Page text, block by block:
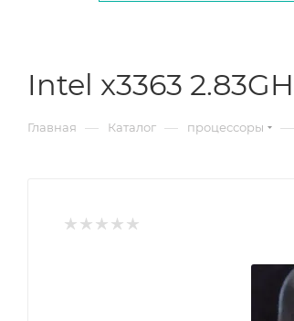
Intel x3363
Главная — Каталог — процессоры —